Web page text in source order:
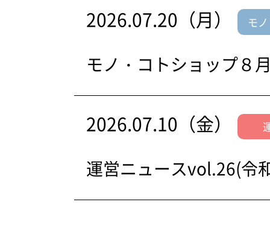
2026.07.20（月） モ
モノ・コトショップ８
2026.07.10（金）
運営ニュースvol.26(令